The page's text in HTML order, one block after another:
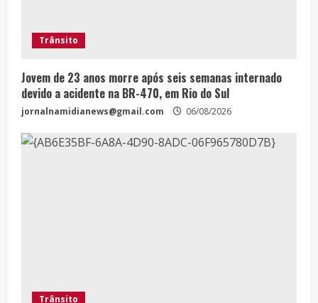
Trânsito
Jovem de 23 anos morre após seis semanas internado
devido a acidente na BR-470, em Rio do Sul
jornalnamidianews@gmail.com 06/08/2026
Trânsito